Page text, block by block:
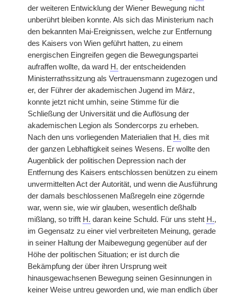
der weiteren Entwicklung der Wiener Bewegung nicht
unberührt bleiben konnte. Als sich das Ministerium nach
den bekannten Mai-Ereignissen, welche zur Entfernung
des Kaisers von Wien geführt hatten, zu einem
energischen Eingreifen gegen die Bewegungspartei
aufraffen wollte, da ward H. der entscheidenden
Ministerrathssitzung als Vertrauensmann zugezogen und
er, der Führer der akademischen Jugend im März,
konnte jetzt nicht umhin, seine Stimme für die
Schließung der Universität und die Auflösung der
akademischen Legion als Sondercorps zu erheben.
Nach den uns vorliegenden Materialien that H. dies mit
der ganzen Lebhaftigkeit seines Wesens. Er wollte den
Augenblick der politischen Depression nach der
Entfernung des Kaisers entschlossen benützen zu einem
unvermittelten Act der Autorität, und wenn die Ausführung
der damals beschlossenen Maßregeln eine zögernde
war, wenn sie, wie wir glauben, wesentlich deßhalb
mißlang, so trifft H. daran keine Schuld. Für uns steht H.,
im Gegensatz zu einer viel verbreiteten Meinung, gerade
in seiner Haltung der Maibewegung gegenüber auf der
Höhe der politischen Situation; er ist durch die
Bekämpfung der über ihren Ursprung weit
hinausgewachsenen Bewegung seinen Gesinnungen in
keiner Weise untreu geworden und, wie man endlich über